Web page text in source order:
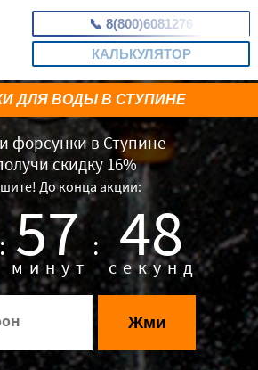
📞 8(800)6081276
КАЛЬКУЛЯТОР
форсунки в Ступине
скидку 16%
До конца акции:
57 :
минут 48
секунд
Жми
ДЛЯ ВОДЫ В СТУПИНЕ